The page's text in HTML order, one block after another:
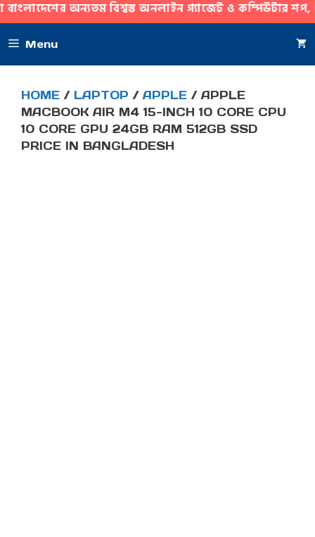
বিশ্বস্ত অনলাইন গ্যাজেট ও কম্পিউটার শপ, যেখানে
TO
CONTENT
Menu
HOME / LAPTOP / APPLE / APPLE
MACBOOK AIR M4 15-INCH 10 CORE CPU
10 CORE GPU 24GB RAM 512GB SSD
PRICE IN BANGLADESH